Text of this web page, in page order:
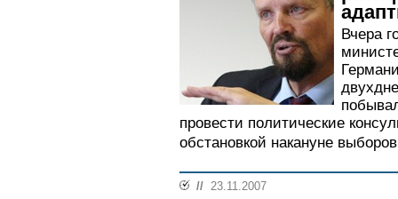
Вчера
провести политические
обстановкой накануне
// 23.11.2007